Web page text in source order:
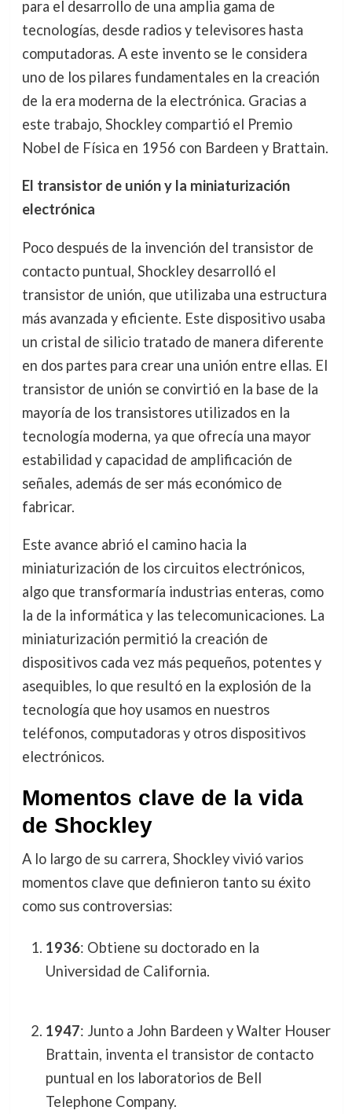
para el desarrollo de una amplia gama de
tecnologías, desde radios y televisores hasta
computadoras. A este invento se le considera
uno de los pilares fundamentales en la creación
de la era moderna de la electrónica. Gracias a
este trabajo, Shockley compartió el Premio
Nobel de Física en 1956 con Bardeen y Brattain.
El transistor de unión y la miniaturización
electrónica
Poco después de la invención del transistor de
contacto puntual, Shockley desarrolló el
transistor de unión, que utilizaba una estructura
más avanzada y eficiente. Este dispositivo usaba
un cristal de silicio tratado de manera diferente
en dos partes para crear una unión entre ellas. El
transistor de unión se convirtió en la base de la
mayoría de los transistores utilizados en la
tecnología moderna, ya que ofrecía una mayor
estabilidad y capacidad de amplificación de
señales, además de ser más económico de
fabricar.
Este avance abrió el camino hacia la
miniaturización de los circuitos electrónicos,
algo que transformaría industrias enteras, como
la de la informática y las telecomunicaciones. La
miniaturización permitió la creación de
dispositivos cada vez más pequeños, potentes y
asequibles, lo que resultó en la explosión de la
tecnología que hoy usamos en nuestros
teléfonos, computadoras y otros dispositivos
electrónicos.
Momentos clave de la vida
de Shockley
A lo largo de su carrera, Shockley vivió varios
momentos clave que definieron tanto su éxito
como sus controversias:
1936: Obtiene su doctorado en la
Universidad de California.
1947: Junto a John Bardeen y Walter Houser
Brattain, inventa el transistor de contacto
puntual en los laboratorios de Bell
Telephone Company.